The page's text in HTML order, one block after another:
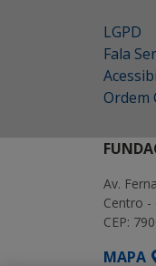
LGPD
Fala
Ordem
Av.
Centro -
CEP:
MAPA